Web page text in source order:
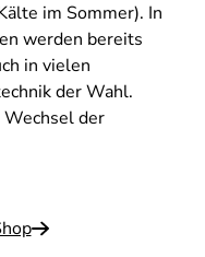
im Sommer). In
werden bereits
in vielen
der Wahl.
der